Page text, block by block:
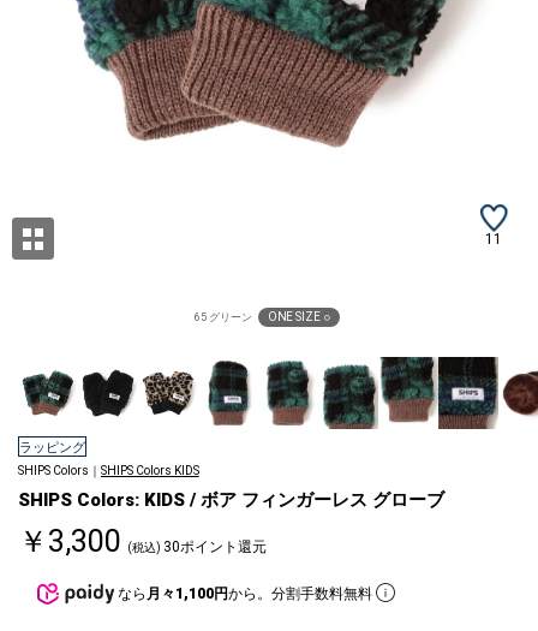
11
65 グリーン ONE SIZE ○
ラッピング
SHIPS Colors｜ SHIPS Colors KIDS
SHIPS Colors: KIDS / ボア フィンガーレス グローブ
￥3,300 (税込) 30ポイント還元
なら 月々1,100円から。分割手数料無料